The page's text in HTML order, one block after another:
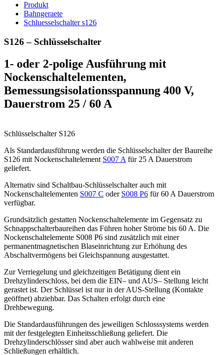
Produkt
Bahngeraete
Schluesselschalter s126
S126 – Schlüsselschalter
1- oder 2-polige Ausführung mit
Nockenschaltelementen,
Bemessungsisolationsspannung 400 V,
Dauerstrom 25 / 60 A
Schlüsselschalter S126
Als Standardausführung werden die Schlüsselschalter der Baureihe
S126 mit Nockenschaltelement S007 A für 25 A Dauerstrom
geliefert.
Alternativ sind Schaltbau-Schlüsselschalter auch mit
Nockenschaltelementen S007 C oder S008 P6 für 60 A Dauerstrom
verfügbar.
Grundsätzlich gestatten Nockenschaltelemente im Gegensatz zu
Schnappschalterbaureihen das Führen hoher Ströme bis 60 A. Die
Nockenschaltelemente S008 P6 sind zusätzlich mit einer
permanentmagnetischen Blaseinrichtung zur Erhöhung des
Abschaltvermögens bei Gleichspannung ausgestattet.
Zur Verriegelung und gleichzeitigen Betätigung dient ein
Drehzylinderschloss, bei dem die EIN– und AUS– Stellung leicht
gerastet ist. Der Schlüssel ist nur in derAUS-Stellung (Kontakte
geöffnet) abziehbar. Das Schalten erfolgt durch eine
Drehbewegung.
Die Standardausführungen des jeweiligen Schlosssystems werden
mit der festgelegten Einheitsschließung geliefert. Die
Drehzylinderschlösser sind aber auch wahlweise mit anderen
Schließungen erhältlich.